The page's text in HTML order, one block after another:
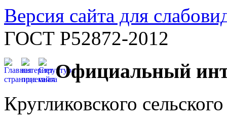
Версия сайта для
ГОСТ Р52872-2012
Официальный
Кругликовского